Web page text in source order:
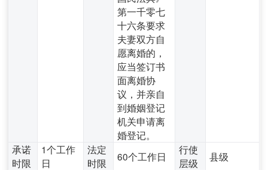
第一千零七
十六条要求
夫妻双方自
愿离婚的，
应当签订书
面离婚协
议，并亲自
到婚姻登记
机关申请离
婚登记。
承诺
时限
1个工作
日
法定
时限
60个工作日
行使
层级
县级